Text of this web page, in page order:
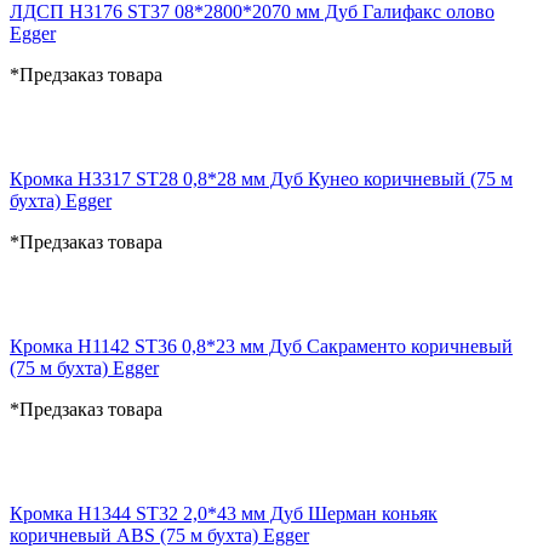
ЛДСП H3176 ST37 08*2800*2070 мм Дуб Галифакс олово
Egger
*Предзаказ товара
Кромка H3317 ST28 0,8*28 мм Дуб Кунео коричневый (75 м
бухта) Egger
*Предзаказ товара
Кромка H1142 ST36 0,8*23 мм Дуб Сакраменто коричневый
(75 м бухта) Egger
*Предзаказ товара
Кромка H1344 ST32 2,0*43 мм Дуб Шерман коньяк
коричневый ABS (75 м бухта) Egger